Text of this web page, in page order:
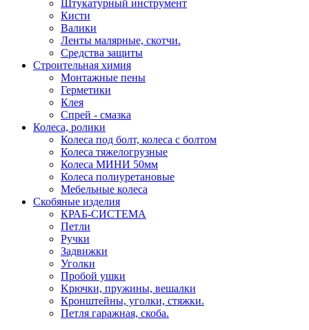
Штукатурный инструмент
Кисти
Валики
Ленты малярные, скотчи.
Средства защиты
Строительная химия
Монтажные пены
Герметики
Клея
Спрей - смазка
Колеса, ролики
Колеса под болт, колеса с болтом
Колеса тяжелогрузные
Колеса МИНИ 50мм
Колеса полиуретановые
Мебельные колеса
Скобяные изделия
КРАБ-СИСТЕМА
Петли
Ручки
Задвижки
Уголки
Пробой ушки
Kрючки, пружины, вешалки
Кронштейны, уголки, стяжки.
Петля гаражная, скоба.